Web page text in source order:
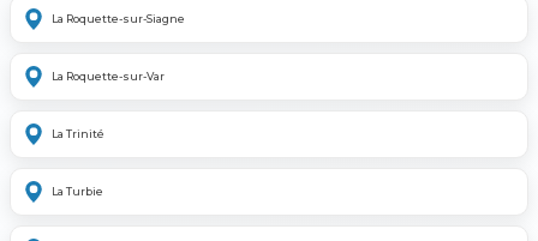
La Roquette-sur-Siagne
La Roquette-sur-Var
La Trinité
La Turbie